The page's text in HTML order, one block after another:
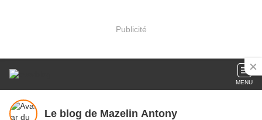
Publicité
MENU
Le blog de Mazelin Antony